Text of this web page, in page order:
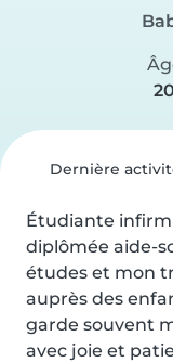
20
Dernière
Étudiante
diplômée aide-
études et mon
auprès des
garde souvent
avec joie et